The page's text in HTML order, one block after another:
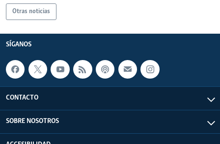
Otras noticias
SÍGANOS
CONTACTO
SOBRE NOSOTROS